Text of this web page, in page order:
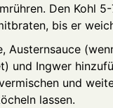
Den Kohl
bis er
Austernsauce
und Ingwer
und
lassen.